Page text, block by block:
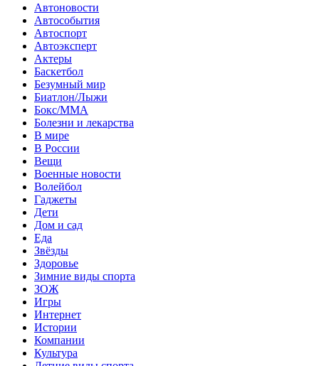
Автоновости
Автособытия
Автоспорт
Автоэксперт
Актеры
Баскетбол
Безумный мир
Биатлон/Лыжи
Бокс/MMA
Болезни и лекарства
В мире
В России
Вещи
Военные новости
Волейбол
Гаджеты
Дети
Дом и сад
Еда
Звёзды
Здоровье
Зимние виды спорта
ЗОЖ
Игры
Интернет
Истории
Компании
Культура